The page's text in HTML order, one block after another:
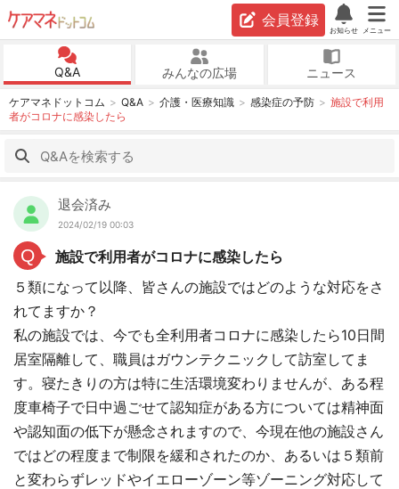
会員登録
お知らせ メニュー
Q&A みんなの広場 ニュース
ケアマネドットコム Q&A 介護・医療知識 感染症の予防
施設で利用
者がコロナに感染したら
退会済み
2024/02/19 00:03
Q
施設で利用者がコロナに感染したら
５類になって以降、皆さんの施設ではどのような対応をさ
れてますか？
私の施設では、今でも全利用者コロナに感染したら10日間
居室隔離して、職員はガウンテクニックして訪室してま
す。寝たきりの方は特に生活環境変わりませんが、ある程
度車椅子で日中過ごせて認知症がある方については精神面
や認知面の低下が懸念されますので、今現在他の施設さん
ではどの程度まで制限を緩和されたのか、あるいは５類前
と変わらずレッドやイエローゾーン等ゾーニング対応して